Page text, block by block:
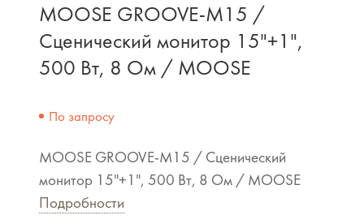
MOOSE GROOVE-M15 /
Сценический монитор 15"+1",
500 Вт, 8 Ом / MOOSE
По запросу
MOOSE GROOVE-M15 / Сценический
монитор 15"+1", 500 Вт, 8 Ом / MOOSE
Подробности